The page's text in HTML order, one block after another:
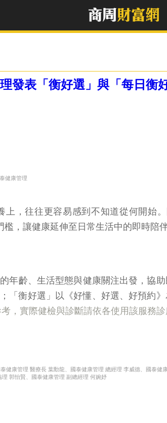
發表「衡好選」與「每日衡
健康管理
，往往更容易感到不知道從何開始
，讓健康延伸至日常生活中的即時陪伴
年齡、生活型態與健康關注出發，
「衡好選」以《好懂、好選、好預約
，實際健檢與診斷請依各使用該服務
健康管理 醫療長 葉勳龍、國泰健康管理 總經理 李威德、國泰健
理 郭怡賢、國泰健康管理 副總經理 何婉妤